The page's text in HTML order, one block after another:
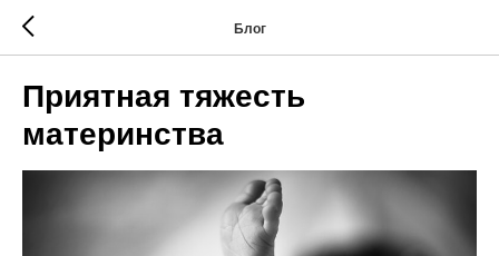
Блог
Приятная тяжесть
материнства